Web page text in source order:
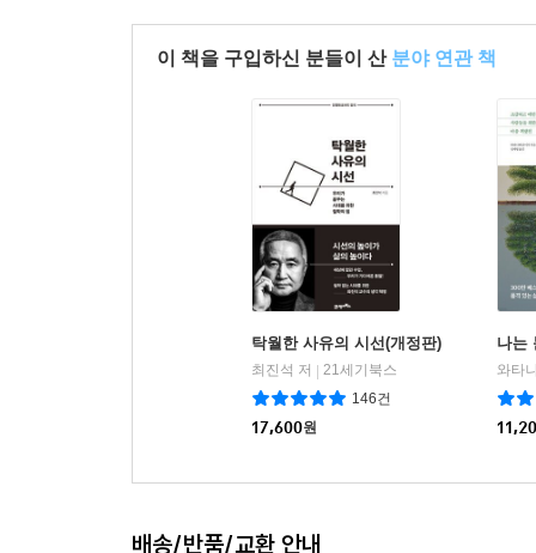
이 책을 구입하신 분들이 산 분야 연관 책
탁월한 사유의 시선(개정판)
최진석 저
21세기북스
146건
17,600원
나는
배송/반품/교환 안내